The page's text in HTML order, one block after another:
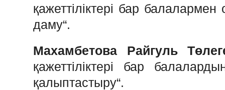
қажеттіліктері бар балалармен
даму“.
Махамбетова
Райгуль
қажеттіліктері
бар
қалыптастыру“.